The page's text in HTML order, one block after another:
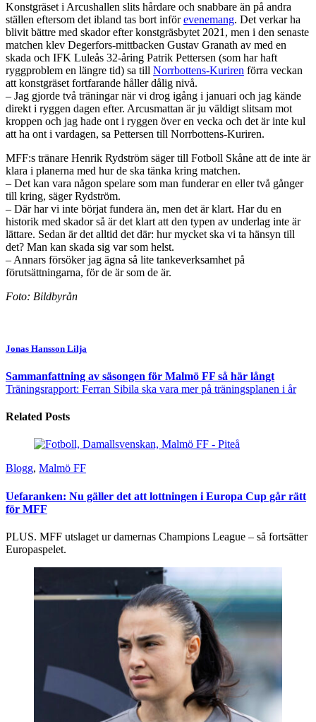
Konstgräset i Arcushallen slits hårdare och snabbare än på andra
ställen eftersom det ibland tas bort införevenemang. Det verkar ha
blivit bättre med skador efter konstgräsbytet 2021, men i den senaste
matchen klev Degerfors-mittbacken Gustav Granath av med en
skada och IFK Luleås 32-åring Patrik Pettersen (som har haft
ryggproblem en längre tid) sa till Norrbottens-Kuriren förra veckan
att konstgräset fortfarande håller dålig nivå.
– Jag gjorde två träningar när vi drog igång i januari och jag kände
direkt i ryggen dagen efter. Arcusmattan är ju väldigt slitsam mot
kroppen och jag hade ont i ryggen över en vecka och det är inte kul
att ha ont i vardagen, sa Pettersen till Norrbottens-Kuriren.
MFF:s tränare Henrik Rydström säger till Fotboll Skåne att de inte är
klara i planerna med hur de ska tänka kring matchen.
– Det kan vara någon spelare som man funderar en eller två gånger
till kring, säger Rydström.
– Där har vi inte börjat fundera än, men det är klart. Har du en
historik med skador så är det klart att den typen av underlag inte är
lättare. Sedan är det alltid det där: hur mycket ska vi ta hänsyn till
det? Man kan skada sig var som helst.
– Annars försöker jag ägna så lite tankeverksamhet på
förutsättningarna, för de är som de är.
Foto: Bildbyrån
Jonas Hansson Lilja
Sammanfattning av säsongen för Malmö FF så här långt
Träningsrapport: Ferran Sibila ska vara mer på träningsplanen i år
Related Posts
Blogg, Malmö FF
Uefaranken: Nu gäller det att lottningen i Europa Cup går rätt
för MFF
PLUS. MFF utslaget ur damernas Champions League – så fortsätter
Europaspelet.